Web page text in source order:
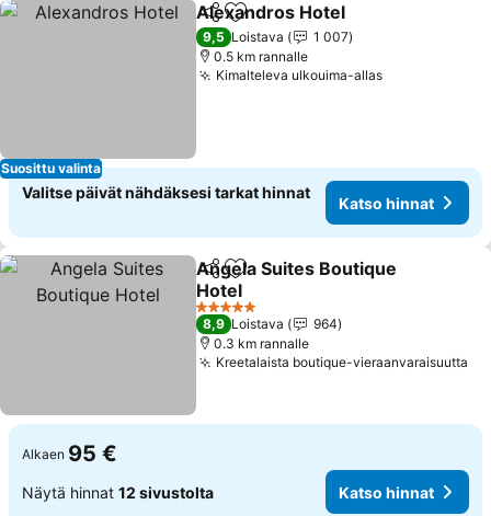
Suosittu valinta
Jaa Lisää suosikkeihin
Alexandros Hotel
9,5 Loistava
1 007
0.5 km rannalle
Kimalteleva ulkouima-allas
Valitse päivät nähdäksesi tarkat hinnat
Katso hinnat
Jaa Lisää suosikkeihin
Angela Suites Boutique
Hotel
5 Tähtiluokitus
8,9 Loistava
964
0.3 km rannalle
Kreetalaista boutique-vieraanvaraisuutta
Alkaen 95 €
Näytä hinnat 12 sivustolta Katso hinnat